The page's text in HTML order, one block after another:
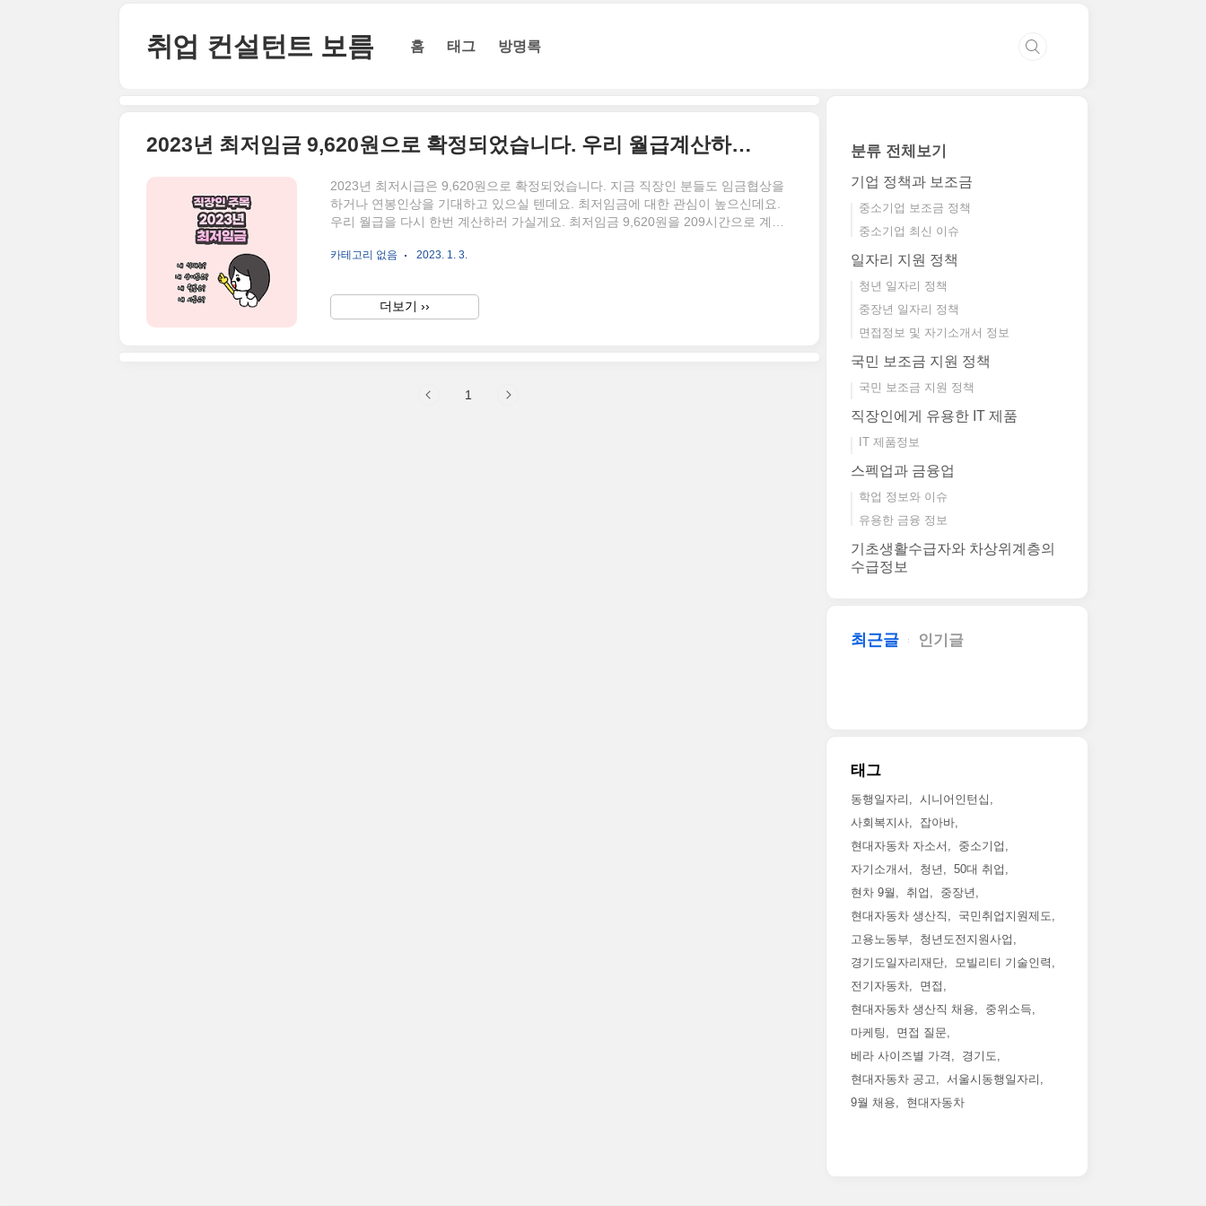
취업 컨설턴트 보름 홈 태그 방명록
2023년 최저임금 9,620원으로 확정되었습니다. 우리 월급계산하러 가볼까요?
2023년 최저시급은 9,620원으로 확정되었습니다. 지금 직장인 분들도 임금협상을
하거나 연봉인상을 기대하고 있으실 텐데요. 최저임금에 대한 관심이 높으신데요.
우리 월급을 다시 한번 계산하러 가실게요. 최저임금 9,620원을 209시간으로 계산
일 1일을 근무하면 48시간으로 계산이 되는데요. 48시간에 4,3452주를 곱하면 약
급은 2,010,580원이 되겠네요. 구분 금액 최저 시급 9,620원 일급 76,960원 월급
2,010,580원 식대를 포함했을 때 최저임금 미달인지 알 수 있는 방법을 알려드릴게
카테고리 없음 2023. 1. 3.
더보기 ››
1
분류 전체보기
기업 정책과 보조금
중소기업 보조금 정책
중소기업 최신 이슈
일자리 지원 정책
청년 일자리 정책
중장년 일자리 정책
면접정보 및 자기소개서 정보
국민 보조금 지원 정책
국민 보조금 지원 정책
직장인에게 유용한 IT 제품
IT 제품정보
스펙업과 금융업
학업 정보와 이슈
유용한 금융 정보
기초생활수급자와 차상위계층의
수급정보
최근글 인기글
태그
동행일자리
시니어인턴십
사회복지사
잡아바
현대자동차 자소서
중소기업
자기소개서
청년
50대 취업
현차 9월
취업
중장년
현대자동차 생산직
국민취업지원제도
고용노동부
청년도전지원사업
경기도일자리재단
모빌리티 기술인력
전기자동차
면접
현대자동차 생산직 채용
중위소득
마케팅
면접 질문
베라 사이즈별 가격
경기도
현대자동차 공고
서울시동행일자리
9월 채용
현대자동차